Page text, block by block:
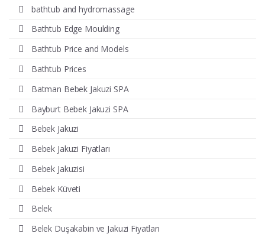
bathtub and hydromassage
Bathtub Edge Moulding
Bathtub Price and Models
Bathtub Prices
Batman Bebek Jakuzi SPA
Bayburt Bebek Jakuzi SPA
Bebek Jakuzi
Bebek Jakuzi Fiyatları
Bebek Jakuzisi
Bebek Küveti
Belek
Belek Duşakabin ve Jakuzi Fiyatları